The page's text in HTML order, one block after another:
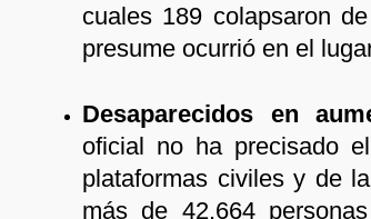
cuales 189 colapsaron
presume ocurrió en el
Desaparecidos en
oficial no ha precisado
plataformas civiles y de
más de 42.664